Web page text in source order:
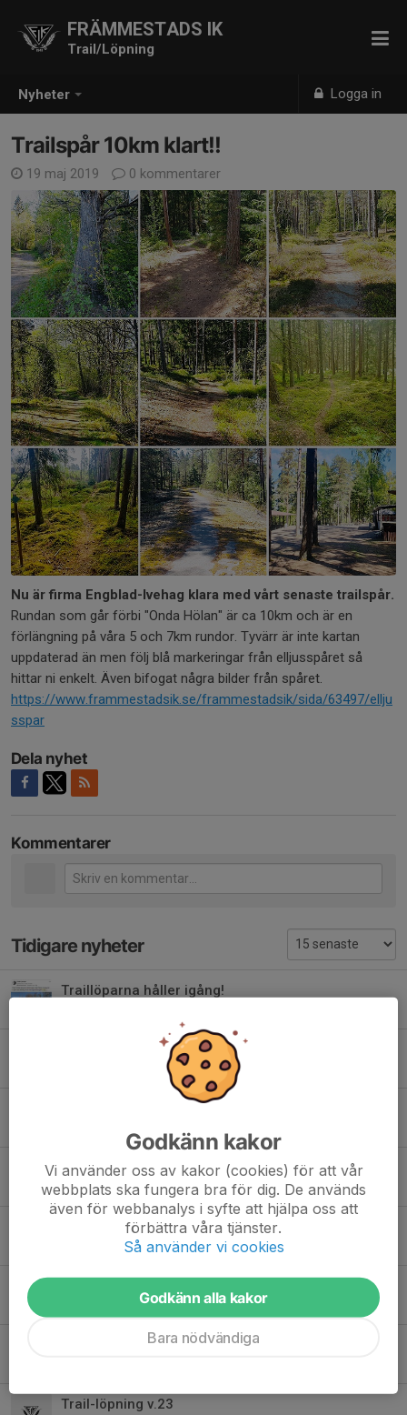
Nyheter Logga in
FRÄMMESTADS IK
Trail/Löpning
Trailspår 10km klart!!
19 maj 2019 0 kommentarer
Nu är firma Engblad-Ivehag klara med vårt senaste trailspår.
Rundan som går förbi "Onda Hölan" är ca 10km och är en
förlängning på våra 5 och 7km rundor. Tyvärr är inte kartan
uppdaterad än men följ blå markeringar från elljusspåret så
hittar ni enkelt. Även bifogat några bilder från spåret.
https://www.frammestadsik.se/frammestadsik/sida/63497/ellju
sspar
Dela nyhet
Kommentarer
Tidigare nyheter
Traillöparna håller igång!
Välkomna till traillöpning!
Härligt gäng på traillöpning i tisdags!
5 mar 2020 0
Sköna trail-runs i Främmestad
24 okt 2019 0
0
Trail-löpning v.23
Godkänn kakor
Vi använder oss av kakor (cookies) för att vår
webbplats ska fungera bra för dig. De används
även för webbanalys i syfte att hjälpa oss att
förbättra våra tjänster.
Så använder vi cookies
Godkänn alla kakor
Bara nödvändiga